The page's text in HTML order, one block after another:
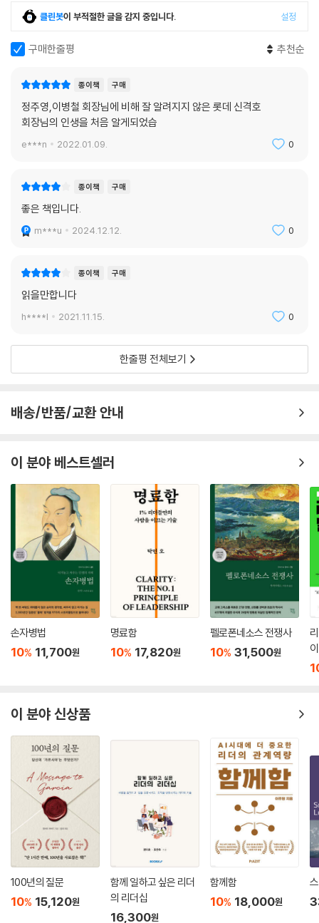
롯데쇼핑, 새로운 유통문화의 시작 313
롯데리아가 심은 외식 산업의 씨앗 333
롯데인이 공유하는 공통언어 347
[일화 7] 롯데 자이언츠 야구단 356
8부: 잠실 벌판에 세운 '평생의 소망’
소공동 롯데호텔 신관 개관 367
잠실 롯데월드의 ‘전쟁 같은 공사’ 373
대한민국의 랜드마크, 롯데월드타워 395
상전 신격호 연보 417
희 대통령은 유서 깊은 반도호텔 자리에 새로운 호텔을 지을 것을 제안하
였다. 성공을 장담하기 어려운 큰 모험이었으나, 신격호 회장은 고민 끝에
한술 더 떠 세계적 호텔 건립 이상의 목표를 세운다. 300～400실 규모면
일류호텔 소리를 듣던 1970년대 초에 40층, 1천 실 규모의 호텔에 더해
한 것이다.
신격호 회장의 꿈의 정점, 롯데월드타워
소공동 롯데타운, 잠실 롯데월드, 그리고 롯데월드타워는 ‘가족 모두가 함
규모를 잘 보여 준다. 서울 시내에서도 3～4층 이상의 빌딩을 찾아보기 힘
들었던 1970년대, 소공동 롯데호텔과 롯데백화점의 규모는 지금으로서
는 상상할 수 없는 것이었다. 이러한 복합개발 방식은 잠실 롯데월드에서
그 정점을 이뤄, 테마파크와 호텔, 백화점, 쇼핑몰의 복합개발이라는 유례
롯데월드타워를 만들어 내었다.
이 책 후반부에는 잠실 롯데월드와 롯데월드타워의 기획?디자인에서 공
사까지의 과정이 소개되어 있어, 숨 가쁘게 진행된 각 과정들을 손에 잡힐
걸쳐 변화해 온 디자인 안들도 소개하여, 신격호 회장이 롯데월드타워에
어떠한 꿈을 품었으며, 이를 성취하기까지 얼마나 많은 이들의 노력이 들
인간 신격호의 일화들
화들이 들어 있다. 댐 건설로 수몰된 고향 마을 이야기, 바둑기사 조치훈이
나 프로복서 홍수환을 후원한 사연, 롯데자이언츠 야구단 창단을 둘러싼
비화 등 흥미로운 일화들이 이어지는데, 그 근본을 이루는 정서는 신격호
회장이 가졌던 ‘한국인으로서의 정체성’이다. 가족을 떠나 일본에서 사업
을 꾸려 나간 신격호 회장은 고국 출신의 스포츠인, 문화인 등을 지원하고
교류함으로써 고국에 대한 그리움을 다소나마 해소할 수 있었을 것이다.
사실 신격호 회장은 일본에서 성공한 한국인으로서는 보기 드물게 귀화하
지 않고 끝까지 대한민국 국적을 유지했다. 그로 인해 일본에서 사업을 하
며 겪은 고난이나 불리함은 이루 말할 수 없었을 것이다. 그럼에도 신격호
끝까지 유지했고, 대한민국의 기업인으로서 기억되기를 원했다.
클린봇이 부적절한 글을 감지 중입니다. 설정
구매한줄평 추천순
종이책 구매
정주영,이병철 회장님에 비해 잘 알려지지 않은 롯데 신격호
회장님의 인생을 처음 알게되었습
e***n 2022.01.09. 0
종이책 구매
좋은 책입니다.
m***u 2024.12.12. 0
종이책 구매
읽을만합니다
h****l 2021.11.15. 0
한줄평 전체보기
배송/반품/교환 안내
이 분야 베스트셀러
손자병법
10% 11,700원
명료함
10% 17,820원
펠로폰네소스 전쟁사
10% 31,500원
이 분야 신상품
100년의 질문
10% 15,120원
함께 일하고 싶은 리더
의 리더십
16,300원
함께함
10% 18,000원